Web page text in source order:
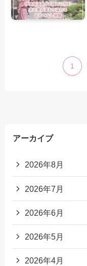
1
アーカイブ
2026年8月
2026年7月
2026年6月
2026年5月
2026年4月